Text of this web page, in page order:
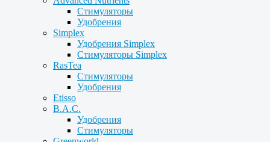
Стимуляторы
Удобрения
Simplex
Удобрения Simplex
Стимуляторы Simplex
RasTea
Стимуляторы
Удобрения
Etisso
B.A.C.
Удобрения
Стимуляторы